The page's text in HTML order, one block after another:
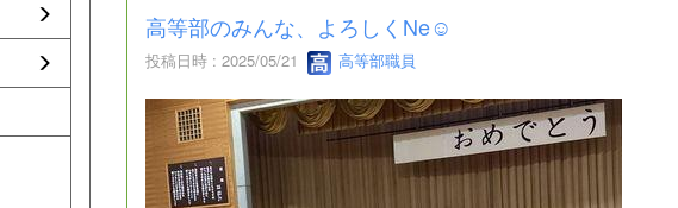
高等部のみんな、よろしくNe☺
投稿日時 : 2025/05/21 高等部職員